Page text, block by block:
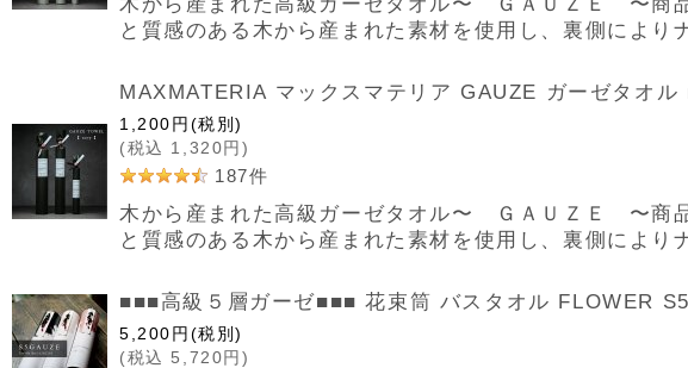
と質感のある木から産まれた素材を使用し、裏側により
MAXMATERIA マックスマテリア GAUZE ガーゼタオル
1,200円(税別)
(税込 1,320円)
187件
木から産まれた高級ガーゼタオル〜 ＧＡＵＺＥ 〜商
と質感のある木から産まれた素材を使用し、裏側により
■■■高級５層ガーゼ■■■ 花束筒 バスタオル FLOWER
5,200円(税別)
(税込 5,720円)